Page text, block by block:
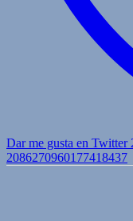
Dar me gusta en Twitter
2086270960177418437